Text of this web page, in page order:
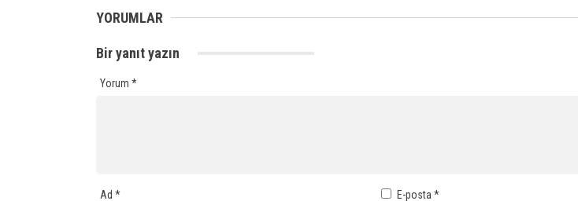
YORUMLAR
Bir yanıt yazın
Yorum *
Ad * E-posta *